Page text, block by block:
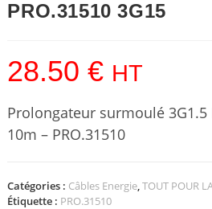
PRO.31510 3G15
28.50€ HT
Prolongateur surmoulé 3G1.5
10m – PRO.31510
Catégories : Câbles Energie,TOUT POUR
Étiquette : PRO.31510